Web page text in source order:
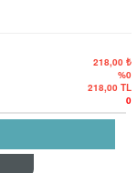
218,00 ₺
%0
218,00 TL
0